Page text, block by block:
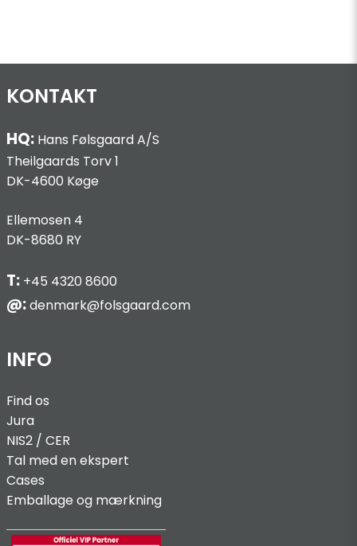
KONTAKT
HQ: Hans Følsgaard A/S
Theilgaards Torv 1
DK-4600 Køge
Ellemosen 4
DK-8680 RY
T: +45 4320 8600
@:denmark@folsgaard.com
INFO
Find os
Jura
NIS2 / CER
Tal med en ekspert
Cases
Emballage og mærkning